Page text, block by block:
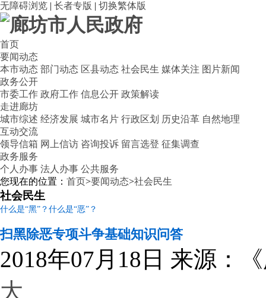
无障碍浏览 | 长者专版 | 切换繁体版
首页
要闻动态
本市动态 部门动态 区县动态 社会民生 媒体关注 图片新闻
政务公开
市委工作 政府工作 信息公开 政策解读
走进廊坊
城市综述 经济发展 城市名片 行政区划 历史沿革 自然地理
互动交流
领导信箱 网上信访 咨询投诉 留言选登 征集调查
政务服务
个人办事 法人办事 公共服务
您现在的位置： 首页>要闻动态>社会民生
社会民生
什么是“黑”？什么是“恶”？
扫黑除恶专项斗争基础知识问答
2018年07月18日 来源：
大